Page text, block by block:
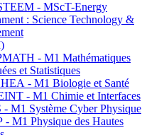
- MScT-Energy
: Science Technology &
- M1 Mathématiques
et Statistiques
- M1 Biologie et Santé
- M1 Chimie et Interfaces
- M1 Système Cyber Physique
- M1 Physique des Hautes